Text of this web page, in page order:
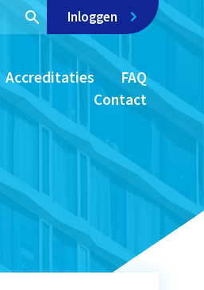
Inloggen
Accreditaties
FAQ
Contact